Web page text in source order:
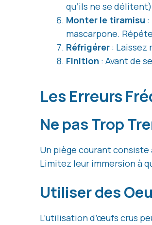
qu’ils ne se
Monter le tiramisu
mascarpone.
Réfrigérer : Laissez
Finition : Avant de
Les Erreurs
Ne pas Trop
Un piège courant
Limitez leur immersion à
Utiliser des
L’utilisation d’œufs crus